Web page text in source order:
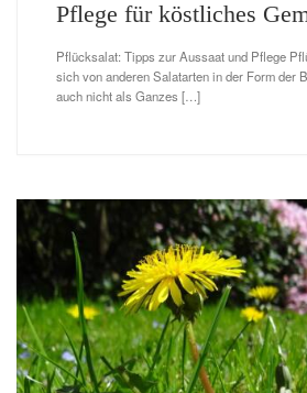
Pflege für köstliches
Pflücksalat: Tipps zur Aussaat und Pflege
sich von anderen Salatarten in der Form der
auch nicht als Ganzes […]